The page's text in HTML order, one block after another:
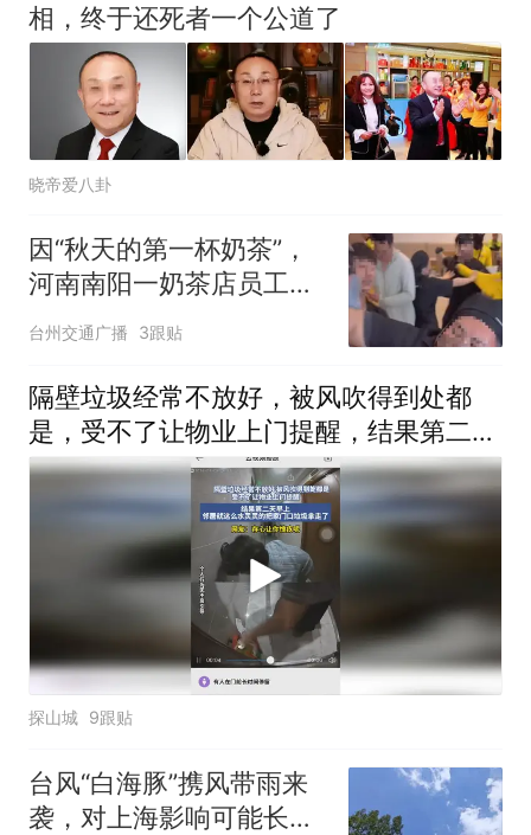
相，终于还死者一个公道了
晓帝爱八卦
因“秋天的第一杯奶茶”，
河南南阳一奶茶店员工与
外卖骑手发生肢体冲突，
外卖骑手不满等候时间过
长
台州交通广播 3跟贴
隔壁垃圾经常不放好，被风吹得到处都
是，受不了让物业上门提醒，结果第二天
早上邻居就这么水灵灵的把家门口垃圾拿
走了
探山城 9跟贴
台风“白海豚”携风带雨来
袭，对上海影响可能长达